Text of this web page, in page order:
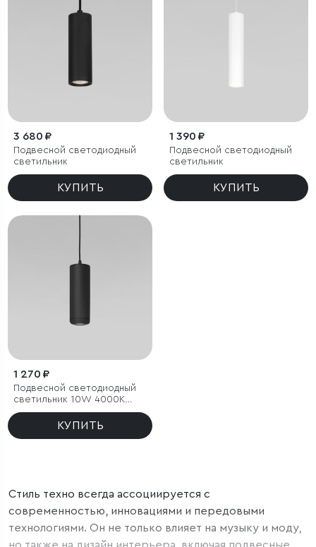
3 680 ₽
Подвесной светодиодный
светильник
КУПИТЬ
1 390 ₽
Подвесной светодиодный
светильник
КУПИТЬ
1 270 ₽
Подвесной светодиодный
светильник 10W 4000K
чёрный
КУПИТЬ
Стиль техно всегда ассоциируется с
современностью, инновациями и передовыми
технологиями. Он не только влияет на музыку и моду,